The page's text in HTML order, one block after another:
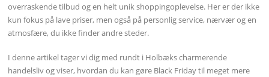
overraskende tilbud og en helt unik shoppingoplevelse. Her er der ikke
kun fokus på lave priser, men også på personlig service, nærvær og en
atmosfære, du ikke finder andre steder.
I denne artikel tager vi dig med rundt i Holbæks charmerende
handelsliv og viser, hvordan du kan gøre Black Friday til meget mere